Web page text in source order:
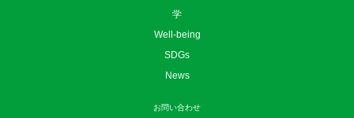
学
Well-being
SDGs
News
お問い合わせ